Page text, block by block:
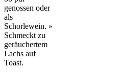
genossen oder
als
Schorlewein. »
Schmeckt zu
geräuchertem
Lachs auf
Toast.